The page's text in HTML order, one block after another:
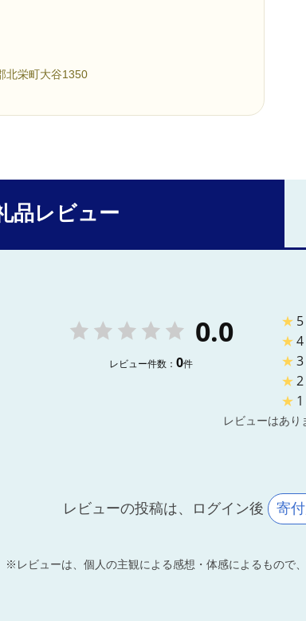
北栄町大谷1350
品レビュー
0.0
レビュー件数： 0件
★ 5
★4
★3
★2
★ 1
レビューはあり
レビューの投稿は、ログイン後 寄
※レビューは、個人の主観による感想・体感によるもので